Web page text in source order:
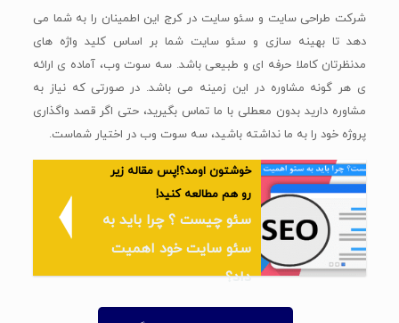
شرکت طراحی سایت و سئو سایت در کرج این اطمینان را به شما می
دهد تا بهینه سازی و سئو سایت شما بر اساس کلید واژه های
مدنظرتان کاملا حرفه ای و طبیعی باشد. سه سوت وب، آماده ی ارائه
ی هر گونه مشاوره در این زمینه می باشد. در صورتی که نیاز به
مشاوره دارید بدون معطلی با ما تماس بگیرید، حتی اگر قصد واگذاری
پروژه خود را به ما نداشته باشید، سه سوت وب در اختیار شماست.
خوشتون اومد؟!پس مقاله زیر
رو هم مطالعه کنید!
سئو چیست ؟ چرا باید به
سئو سایت خود اهمیت
داد؟